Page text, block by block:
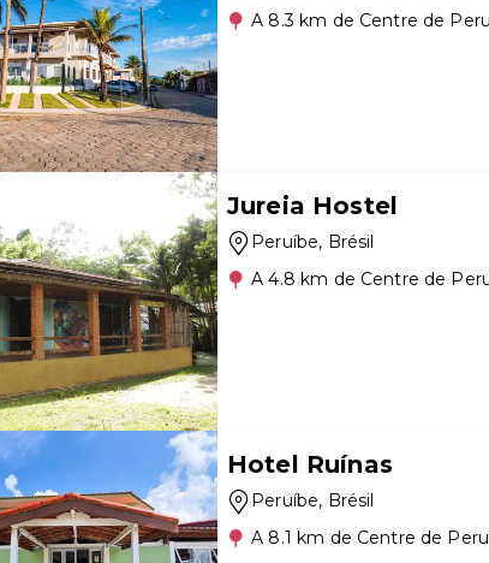
A 8.3 km de Centre de
Jureia Hostel
Peruíbe, Brésil
A 4.8 km de Centre de
Hotel Ruínas
Peruíbe, Brésil
A 8.1 km de Centre de